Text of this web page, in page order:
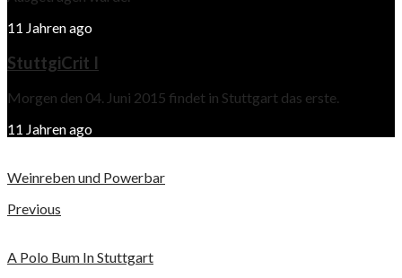
11 Jahren ago
StuttgiCrit I
Morgen den 04. Juni 2015 findet in Stuttgart das erste.
11 Jahren ago
Weinreben und Powerbar
Previous
A Polo Bum In Stuttgart